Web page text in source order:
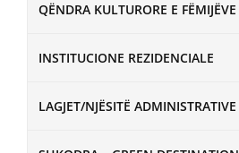
QËNDRA KULTURORE E FËMIJËVE
INSTITUCIONE REZIDENCIALE
LAGJET/NJËSITË ADMINISTRATIVE